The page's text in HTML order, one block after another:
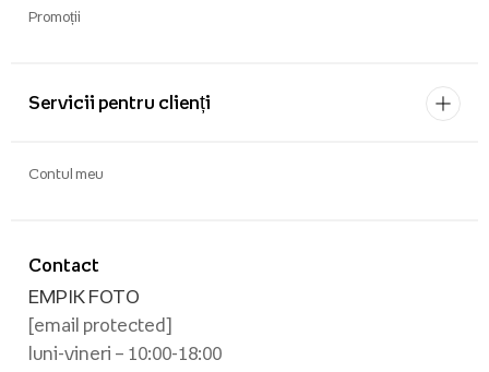
Promoții
Servicii pentru clienți
Contact
EMPIK FOTO
[email protected]
luni-vineri – 10:00-18:00
Contul meu